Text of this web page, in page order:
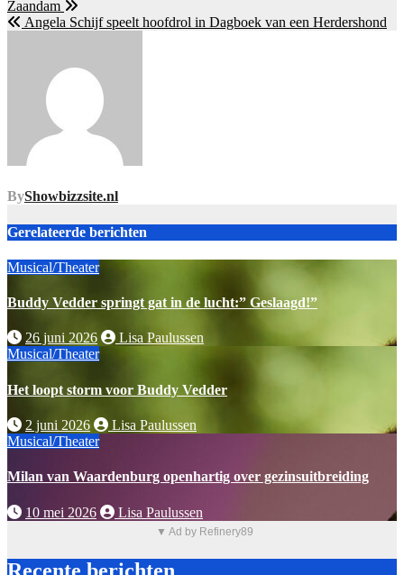
navigatie
Zaandam
Angela Schijf speelt hoofdrol in Dagboek van een Herdershond
ByShowbizzsite.nl
Gerelateerde berichten
Musical/Theater
Buddy Vedder springt gat in de lucht:” Geslaagd!”
26 juni 2026
Lisa Paulussen
Musical/Theater
Het loopt storm voor Buddy Vedder
2 juni 2026
Lisa Paulussen
Musical/Theater
Milan van Waardenburg openhartig over gezinsuitbreiding
10 mei 2026 Lisa Paulussen
▼ Ad by Refinery89